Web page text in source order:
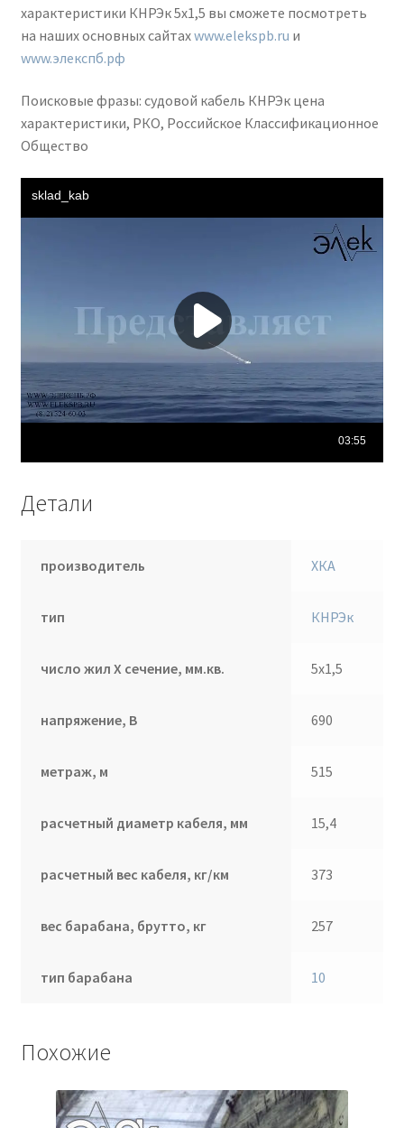
характеристики КНРЭк 5х1,5 вы сможете посмотреть
на наших основных сайтахwww.elekspb.ru и
www.элекспб.рф
Поисковые фразы: судовой кабель КНРЭк цена
характеристики, РКО, Российское Классификационное
Общество
Детали
производитель ХКА
тип КНРЭк
число жил Х сечение, мм.кв. 5х1,5
напряжение, В 690
метраж, м 515
расчетный диаметр кабеля, мм 15,4
расчетный вес кабеля, кг/км 373
вес барабана, брутто, кг 257
тип барабана 10
Похожие